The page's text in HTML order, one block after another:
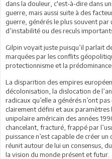
dans la douleur, c'est-à-dire dans
guerre, mais aussi suite à des
guerre, générés le plus souvent par
d’instabilité ou des reculs
Gilpin voyait juste puisqu’il parlait
marquées par les conflits
protectionnisme et la prédominance
La disparition des empires
décolonisation, la dislocation de
radicaux qu’elle a générés n’ont
clairement défini et aux
unipolaire américain des années
chancelant, fracturé, frappé par
puissance n’est capable de créer
réunit autour de lui un consensus,
la vision du monde présent et futur.